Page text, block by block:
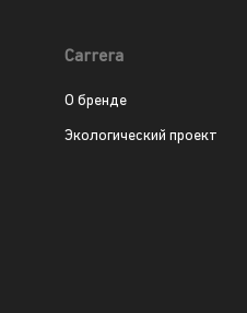
Carrera
О бренде
Экологический проект